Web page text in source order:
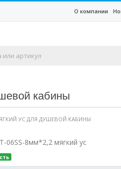
О компании
кабины
УС ДЛЯ ДУШЕВОЙ КАБИНЫ
06SS-8мм*2,2 мягкий ус